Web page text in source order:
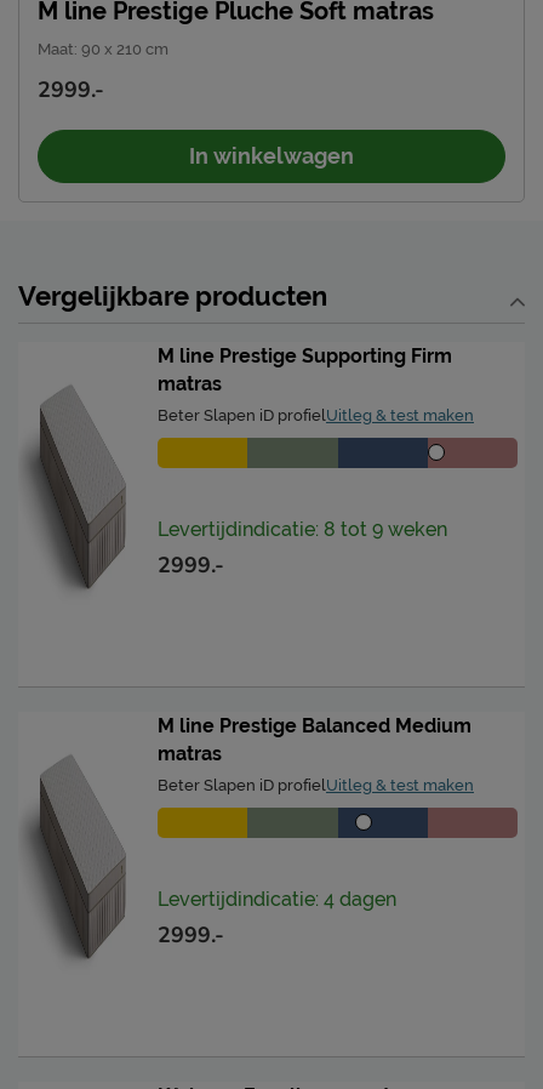
Emailadres
info@mline.nl
M line Prestige Pluche Soft matras
Maat: 90 x 210 cm
2999.-
In winkelwagen
Vergelijkbare producten
M line Prestige Supporting Firm
matras
Beter Slapen iD profiel Uitleg & test maken
Levertijdindicatie: 8 tot 9 weken
2999.-
M line Prestige Balanced Medium
matras
Beter Slapen iD profiel Uitleg & test maken
Levertijdindicatie: 4 dagen
2999.-